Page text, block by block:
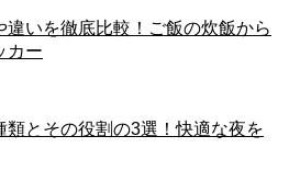
違いを徹底比較！ご飯の炊飯から
カー
類とその役割の3選！快適な夜を